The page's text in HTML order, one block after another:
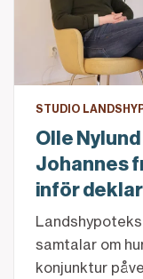
STUDIO
Olle
Johannes
inför
Landshypoteks
samtalar om
konjunktur